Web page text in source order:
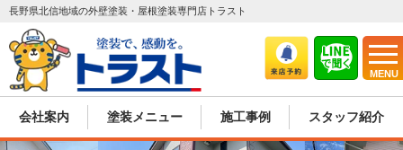
MENU
長野県北信地域の外壁塗装・屋根塗装専門店トラスト
会社案内 塗装メニュー 施工事例 スタッフ紹介